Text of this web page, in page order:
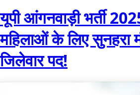
यूपी आंगनवाड़ी भर्ती
महिलाओं के लिए सुनहरा
जिलेवार पद!